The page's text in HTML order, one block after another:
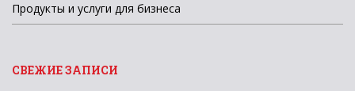
Продукты и услуги для бизнеса
СВЕЖИЕ ЗАПИСИ